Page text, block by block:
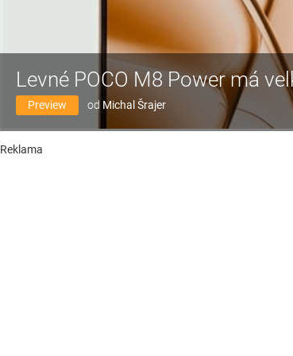
Levné POCO M8 Power má
Preview od Michal Šrajer
Reklama